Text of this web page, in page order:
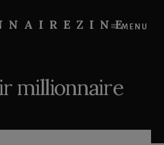
MENU
millionnaire